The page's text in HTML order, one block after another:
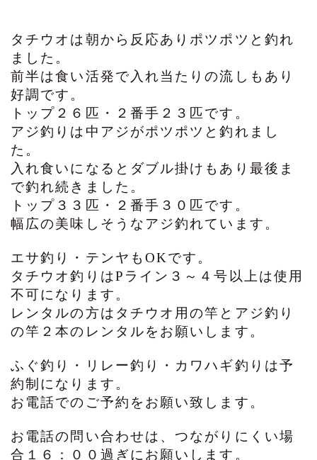
タチウオは朝から反応ありポツポツと釣れ
ました。
前半は食い活発で入れ当たりの流しもあり
好調です。
トップ２６匹・２番手２３匹です。
アジ釣りは中アジがポツポツと釣れまし
た。
入れ食いになるとダブル掛けもあり最後ま
で釣れ続きました。
トップ３３匹・２番手３０匹です。
幅広の美味しそうなアジ釣れています。
エサ釣り・テンヤもOKです。
タチウオ釣りはPライン３～４号以上は使用
不可になります。
レンタルの方はタチウオ用の竿とアジ釣り
の竿２本のレンタルをお願いします。
ふぐ釣り・リレー釣り・カワハギ釣りは予
約制になります。
お電話でのご予約をお願い致します。
お電話の問い合わせは、つながりにくい場
合１６：００過ぎにお願いします。